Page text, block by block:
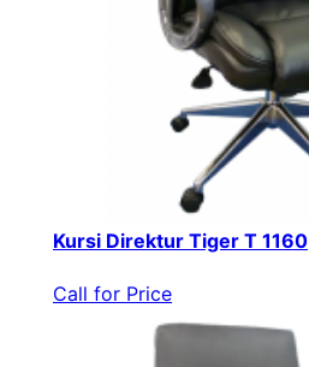
Kursi Direktur Tiger T 1160
Call for Price